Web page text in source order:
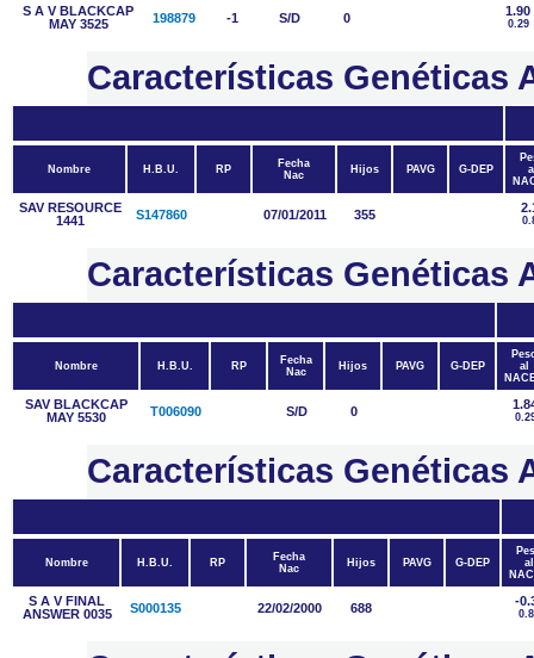
S A V BLACKCAP
MAY 3525
198879 -1 S/D 0 1.90
0.29
Características Genéticas
Nombre H.B.U. RP
Fecha
Nac
Hijos PAVG G-DEP
SAV RESOURCE
1441
S147860 07/01/2011 355
Características Genéticas
Nombre H.B.U. RP
Fecha
Nac
Hijos PAVG G-DEP
al
SAV BLACKCAP
MAY 5530
T006090 S/D 0
Características Genéticas
Nombre H.B.U. RP
Fecha
Nac
Hijos PAVG G-DEP
al
S A V FINAL
ANSWER 0035
S000135 22/02/2000 688 -